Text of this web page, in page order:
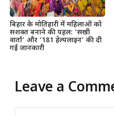
बिहार के मोतिहारी में महिलाओं को
सशक्त बनाने की पहल: ‘सखी
वार्ता’ और ‘181 हेल्पलाइन’ की दी
गई जानकारी
Leave a